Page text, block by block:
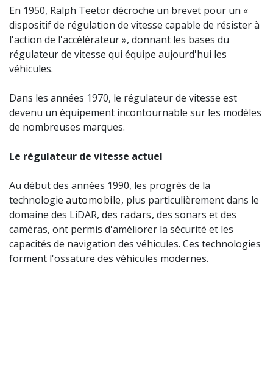
En 1950, Ralph Teetor décroche un brevet pour un «
dispositif de régulation de vitesse capable de résister à
l'action de l'accélérateur », donnant les bases du
régulateur de vitesse qui équipe aujourd'hui les
véhicules.
Dans les années 1970, le régulateur de vitesse est
devenu un équipement incontournable sur les modèles
de nombreuses marques.
Le régulateur de vitesse actuel
Au début des années 1990, les progrès de la
technologie automobile, plus particulièrement dans le
domaine des LiDAR, des radars, des sonars et des
caméras, ont permis d'améliorer la sécurité et les
capacités de navigation des véhicules. Ces technologies
forment l'ossature des véhicules modernes.